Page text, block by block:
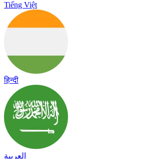
Tiếng Việt
हिन्दी
العربية